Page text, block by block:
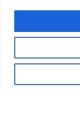
Jošanička 55